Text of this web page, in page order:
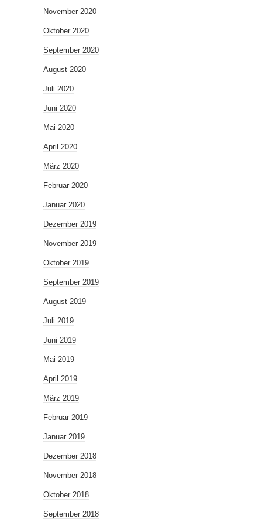
November 2020
Oktober 2020
September 2020
August 2020
Juli 2020
Juni 2020
Mai 2020
April 2020
März 2020
Februar 2020
Januar 2020
Dezember 2019
November 2019
Oktober 2019
September 2019
August 2019
Juli 2019
Juni 2019
Mai 2019
April 2019
März 2019
Februar 2019
Januar 2019
Dezember 2018
November 2018
Oktober 2018
September 2018